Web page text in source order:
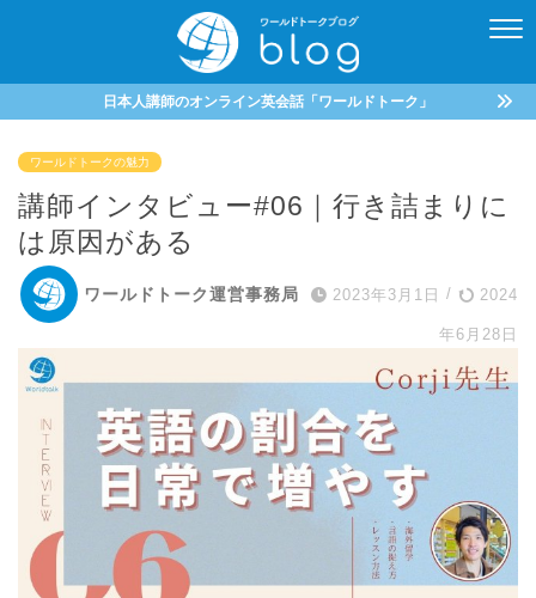
日本人講師のオンライン英会話「ワールドトーク」
ワールドトークの魅力
講師インタビュー#06｜行き詰まりに
は原因がある
ワールドトーク運営事務局 2023年3月1日 / 2024
年6月28日